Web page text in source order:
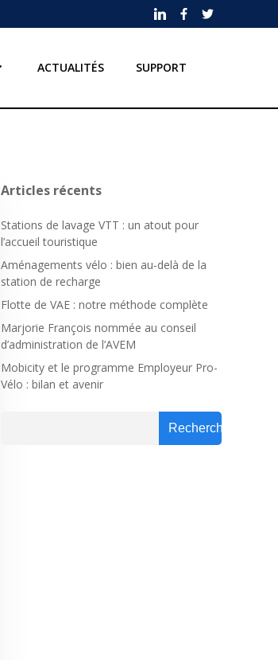
ACTUALITÉS SUPPORT
Articles récents
Stations de lavage VTT : un atout pour
l’accueil touristique
Aménagements vélo : bien au-delà de la
station de recharge
Flotte de VAE : notre méthode complète
Marjorie François nommée au conseil
d’administration de l’AVEM
Mobicity et le programme Employeur Pro-
Vélo : bilan et avenir
Rechercher